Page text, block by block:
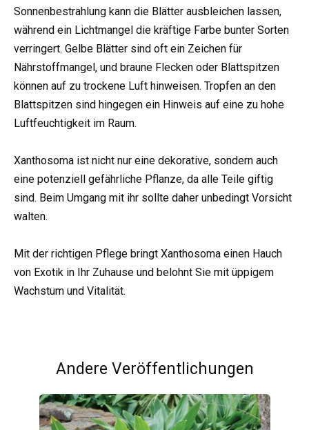
Sonnenbestrahlung kann die Blätter ausbleichen lassen,
während ein Lichtmangel die kräftige Farbe bunter Sorten
verringert. Gelbe Blätter sind oft ein Zeichen für
Nährstoffmangel, und braune Flecken oder Blattspitzen
können auf zu trockene Luft hinweisen. Tropfen an den
Blattspitzen sind hingegen ein Hinweis auf eine zu hohe
Luftfeuchtigkeit im Raum.
Xanthosoma ist nicht nur eine dekorative, sondern auch
eine potenziell gefährliche Pflanze, da alle Teile giftig
sind. Beim Umgang mit ihr sollte daher unbedingt Vorsicht
walten.
Mit der richtigen Pflege bringt Xanthosoma einen Hauch
von Exotik in Ihr Zuhause und belohnt Sie mit üppigem
Wachstum und Vitalität.
Andere Veröffentlichungen